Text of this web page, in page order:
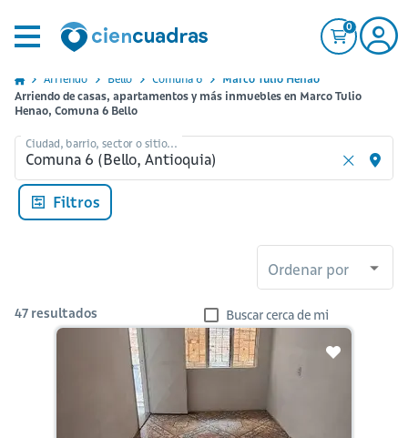
0
Arriendo Bello Comuna 6
Marco Tulio Henao
Arriendo de casas, apartamentos y más inmuebles en Marco Tulio
Henao, Comuna 6 Bello
Ciudad, barrio, sector o sitio...
Filtros
Ordenar por
47 resultados Buscar cerca de mi